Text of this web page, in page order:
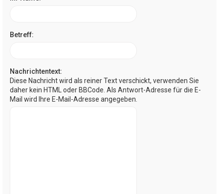
Betreff:
Nachrichtentext:
Diese Nachricht wird als reiner Text verschickt, verwenden Sie
daher kein HTML oder BBCode. Als Antwort-Adresse für die E-
Mail wird Ihre E-Mail-Adresse angegeben.